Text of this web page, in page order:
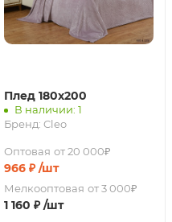
Плед 180х200
В наличии: 1
Бренд: Cleo
Оптовая от 20 000₽
966₽ /шт
Мелкооптовая от 3 000₽
1 160 ₽ /шт